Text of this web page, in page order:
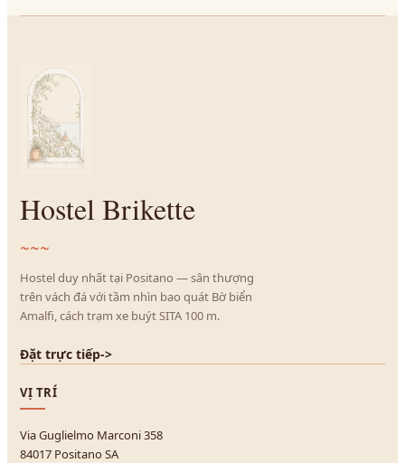
Hostel Brikette
~~~
Hostel duy nhất tại Positano — sân thượng
trên vách đá với tầm nhìn bao quát Bờ biển
Amalfi, cách trạm xe buýt SITA 100 m.
Đặt trực tiếp->
VỊ TRÍ
Via Guglielmo Marconi 358
84017 Positano SA